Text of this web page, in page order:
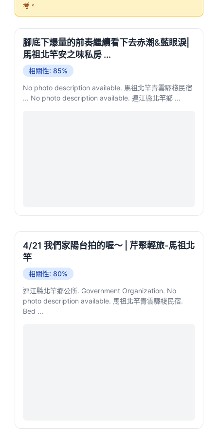
考。
腳底下爆量的前奏繼續看下去赤潮&藍眼淚|
馬祖北竿安之味私房 ...
相關性: 85%
No photo description available. 馬祖北竿青雲驛棧民宿
... No photo description available. 連江縣北竿鄉 ...
4/21 我們家陽台拍的喔～ | 芹聚輕旅-馬祖北
竿
相關性: 80%
連江縣北竿鄉公所. Government Organization. No
photo description available. 馬祖北竿青雲驛棧民宿.
Bed ...